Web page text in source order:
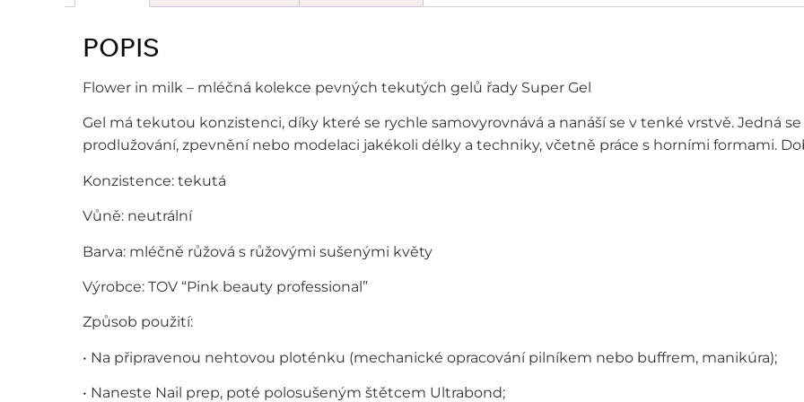
POPIS
Flower in milk – mléčná kolekce pevných tekutých gelů řady Super Gel
Gel má tekutou konzistenci, díky které se rychle samovyrovnává a nanáší se v tenké vrstvě. Jedná
prodlužování, zpevnění nebo modelaci jakékoli délky a techniky, včetně práce s horními formami.
Konzistence: tekutá
Vůně: neutrální
Barva: mléčně růžová s růžovými sušenými květy
Výrobce: TOV “Pink beauty professional”
Způsob použití:
• Na připravenou nehtovou ploténku (mechanické opracování pilníkem nebo buffrem, manikúra);
• Naneste Nail prep, poté polosušeným štětcem Ultrabond;